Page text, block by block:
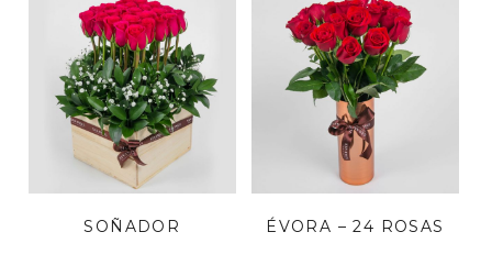
SOÑADOR ÉVORA – 24 ROSAS